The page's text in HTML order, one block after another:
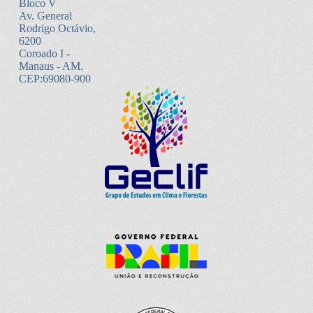
Bloco V
Av. General
Rodrigo Octávio,
6200
Coroado I -
Manaus - AM.
CEP:69080-900